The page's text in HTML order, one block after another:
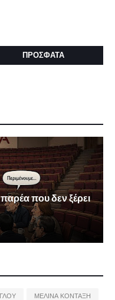
ΠΡΟΣΦΑΤΑ
που δεν ξέρει
ΜΕΛΙΝΑ ΚΟΝΤΑΞΗ